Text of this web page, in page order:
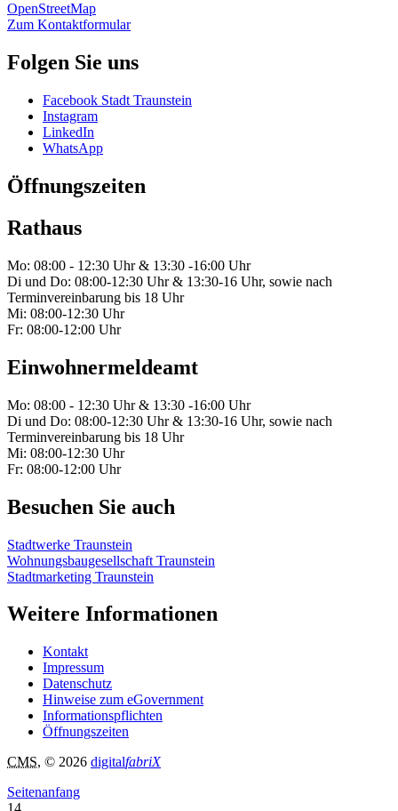
OpenStreetMap
Zum Kontaktformular
Folgen Sie uns
Facebook Stadt Traunstein
Instagram
LinkedIn
WhatsApp
Öffnungszeiten
Rathaus
Mo: 08:00 - 12:30 Uhr & 13:30 -16:00 Uhr
Di und Do: 08:00-12:30 Uhr & 13:30-16 Uhr, sowie nach
Terminvereinbarung bis 18 Uhr
Mi: 08:00-12:30 Uhr
Fr: 08:00-12:00 Uhr
Einwohnermeldeamt
Mo: 08:00 - 12:30 Uhr & 13:30 -16:00 Uhr
Di und Do: 08:00-12:30 Uhr & 13:30-16 Uhr, sowie nach
Terminvereinbarung bis 18 Uhr
Mi: 08:00-12:30 Uhr
Fr: 08:00-12:00 Uhr
Besuchen Sie auch
Stadtwerke Traunstein
Wohnungsbaugesellschaft Traunstein
Stadtmarketing Traunstein
Weitere Informationen
Kontakt
Impressum
Datenschutz
Hinweise zum eGovernment
Informationspflichten
Öffnungszeiten
CMS, © 2026 digitalfabriX
Seitenanfang